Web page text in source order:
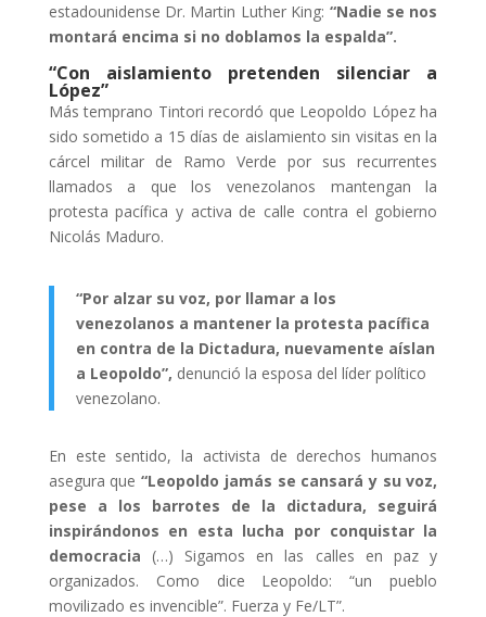
estadounidense Dr. Martin Luther King: “Nadie se nos
montará encima si no doblamos la espalda”.
“Con aislamiento pretenden silenciar a
López”
Más temprano Tintori recordó que Leopoldo López ha
sido sometido a 15 días de aislamiento sin visitas en la
cárcel militar de Ramo Verde por sus recurrentes
llamados a que los venezolanos mantengan la
protesta pacífica y activa de calle contra el gobierno
Nicolás Maduro.
“Por alzar su voz, por llamar a los
venezolanos a mantener la protesta pacífica
en contra de la Dictadura, nuevamente aíslan
a Leopoldo”, denunció la esposa del líder político
venezolano.
En este sentido, la activista de derechos humanos
asegura que“Leopoldo jamás se cansará y su voz,
pese a los barrotes de la dictadura, seguirá
inspirándonos en esta lucha por conquistar la
democracia (…) Sigamos en las calles en paz y
organizados. Como dice Leopoldo: “un pueblo
movilizado es invencible”. Fuerza y Fe/LT”.